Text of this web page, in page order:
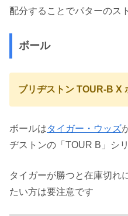
配分することでパターのス
ボール
ブリヂストン TOUR-B X
ボールはタイガー・ウッズ
ヂストンの「TOUR B」シ
タイガーが勝つと在庫切れ
たい方は要注意です